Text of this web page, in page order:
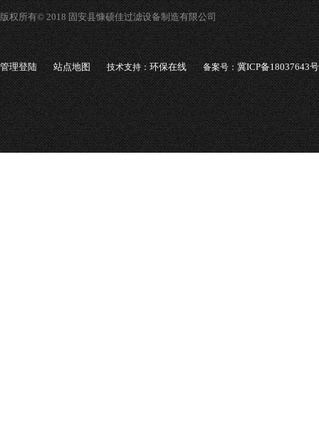
版权所有© 2018 固安县慷硕佳过滤设备制造有限公司
管理登陆 站点地图 技术支持：环保在线 备案号：冀ICP备18037643